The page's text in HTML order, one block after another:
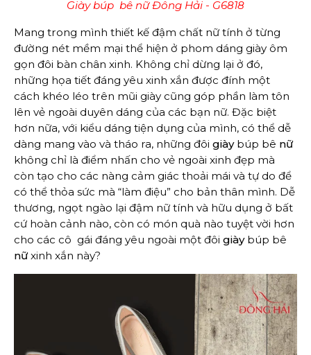
Giày búp bê nữ Đông Hải - G6818
Mang trong mình thiết kế đậm chất nữ tính ở từng
đường nét mềm mại thể hiện ở phom dáng giày ôm
gọn đôi bàn chân xinh. Không chỉ dừng lại ở đó,
những họa tiết đáng yêu xinh xắn được đính một
cách khéo léo trên mũi giày cũng góp phần làm tôn
lên vẻ ngoài duyên dáng của các bạn nữ. Đặc biệt
hơn nữa, với kiểu dáng tiện dụng của mình, có thể dễ
dàng mang vào và tháo ra, những đôi giàybúp bê nữ
không chỉ là điểm nhấn cho vẻ ngoài xinh đẹp mà
còn tạo cho các nàng cảm giác thoải mái và tự do để
có thể thỏa sức mà “làm điệu” cho bản thân mình. Dễ
thương, ngọt ngào lại đậm nữ tính và hữu dụng ở bất
cứ hoàn cảnh nào, còn có món quà nào tuyệt vời hơn
cho các cô gái đáng yêu ngoài một đôi giàybúp bê
nữxinh xắn này?